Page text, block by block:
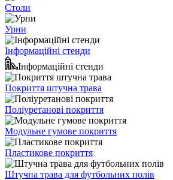
Столи
Урни
Інформаційні стенди
Інформаційні стенди
Покриття штучна трава
Поліуретанові покриття
Модульне гумове покриття
Пластикове покриття
Штучна трава для футбольних полів